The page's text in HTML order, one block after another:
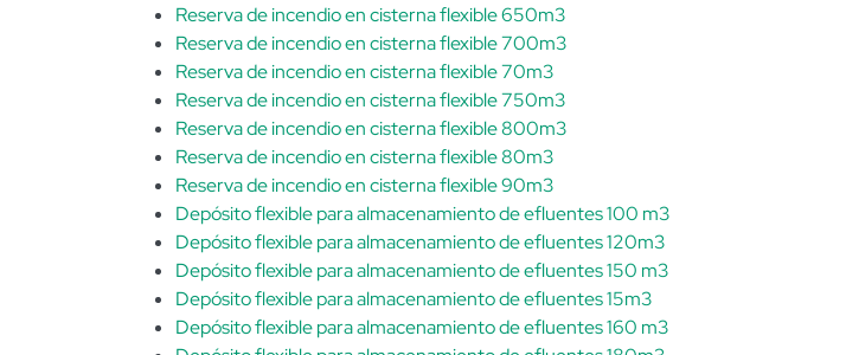
Reserva de incendio en cisterna flexible 650m3
Reserva de incendio en cisterna flexible 700m3
Reserva de incendio en cisterna flexible 70m3
Reserva de incendio en cisterna flexible 750m3
Reserva de incendio en cisterna flexible 800m3
Reserva de incendio en cisterna flexible 80m3
Reserva de incendio en cisterna flexible 90m3
Depósito flexible para almacenamiento de efluentes 100 m3
Depósito flexible para almacenamiento de efluentes 120m3
Depósito flexible para almacenamiento de efluentes 150 m3
Depósito flexible para almacenamiento de efluentes 15m3
Depósito flexible para almacenamiento de efluentes 160 m3